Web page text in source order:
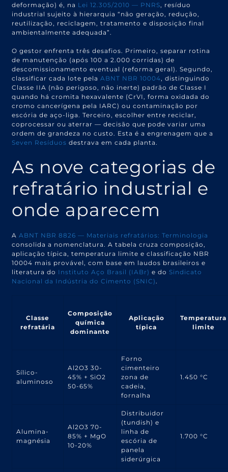
deformação) é, na Lei 12.305/2010 — PNRS, resíduo
industrial sujeito à hierarquia “não geração, redução,
reutilização, reciclagem, tratamento e disposição final
ambientalmente adequada”.
O gestor enfrenta três desafios. Primeiro, separar rotina
de manutenção (após 100 a 2.000 corridas) de
descomissionamento eventual (reforma geral). Segundo,
classificar cada lote pelaABNT NBR 10004, distinguindo
Classe IIA (não perigoso, não inerte) padrão de Classe I
quando há cromita hexavalente (CrVI, forma oxidada do
cromo cancerígena pela IARC) ou contaminação por
escória de aço-liga. Terceiro, escolher entre reciclar,
coprocessar ou aterrar — decisão que pode variar uma
ordem de grandeza no custo. Esta é a engrenagem que a
Seven Resíduos destrava em cada planta.
As nove categorias de
refratário industrial e
onde aparecem
AABNT NBR 8826 — Materiais refratários: Terminologia
consolida a nomenclatura. A tabela cruza composição,
aplicação típica, temperatura limite e classificação NBR
10004 mais provável, com base em laudos brasileiros e
literatura do Instituto Aço Brasil (IABr) e do Sindicato
Nacional da Indústria do Cimento (SNIC) .
Classe
refratária
Composição
química
dominante
Aplicação
típica
Temperatura
limite
Sílico-
aluminoso
Al2O3 30-
45% + SiO2
50-65%
Forno
cimenteiro
zona de
cadeia,
fornalha
1.450 °C
Alumina-
magnésia
Al2O3 70-
85% + MgO
10-20%
Distribuidor
(tundish) e
linha de
escória de
panela
siderúrgica
1.700 °C